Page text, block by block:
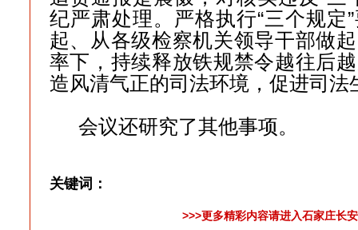
纪严肃处理。严格执行“三个规定
起、从各级检察机关领导干部做
率下，持续释放铁规禁令越往后
造风清气正的司法环境，促进司法
会议还研究了其他事项。
关键词：
>>>更多精彩内容请进入石家庄长